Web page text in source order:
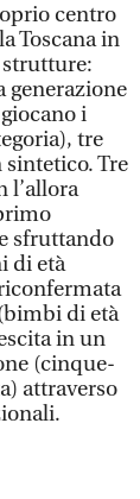
centro
Toscana in
strutture:
generazione
i
tre
Tre
l’allora
sfruttando
di età
di età
in un
(cinque-
attraverso